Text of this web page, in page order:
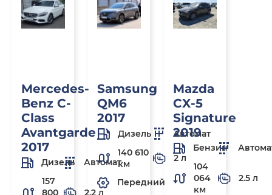
Mercedes-
Benz C-
Class
Avantgarde
2017
Дизель
Автомат
157
800
2.2 л
Samsung
QM6
2017
Дизель
Автомат
140 610
км
2 л
Передний
Mazda
CX-5
Signature
2019
Бензин
104
064
км
2.5 л